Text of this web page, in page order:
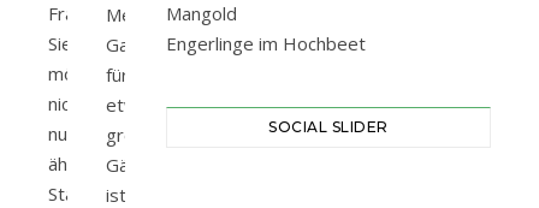
Frauenmantel.
Sie
mögen
nicht
nur
ähnliche
Standortbedingungen,
Mein
Gartentipp
für
etwas
größere
Gärten
ist
Mangold
Engerlinge im Hochbeet
SOCIAL SLIDER